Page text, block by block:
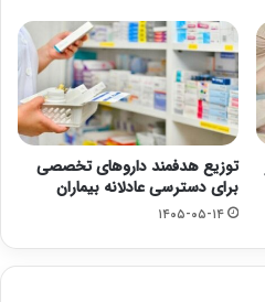
توزیع هدفمند داروهای تخصصی
برای دسترسی عادلانه بیماران
۱۴۰۵-۰۵-۱۴